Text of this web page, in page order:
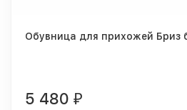
Обувница для прихожей Бриз
5 480 ₽